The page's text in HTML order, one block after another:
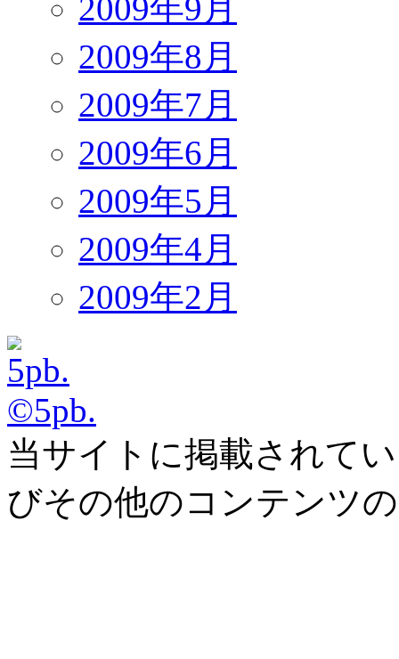
2009年9月
2009年8月
2009年7月
2009年6月
2009年5月
2009年4月
2009年2月
©5pb.
当サイトに掲載されて
びその他のコンテンツ